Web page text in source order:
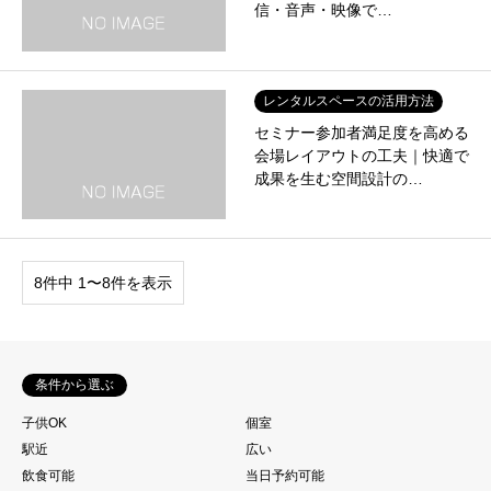
信・音声・映像で…
レンタルスペースの活用方法
セミナー参加者満足度を高める
会場レイアウトの工夫｜快適で
成果を生む空間設計の…
8件中 1〜8件を表示
条件から選ぶ
子供OK
個室
駅近
広い
飲食可能
当日予約可能